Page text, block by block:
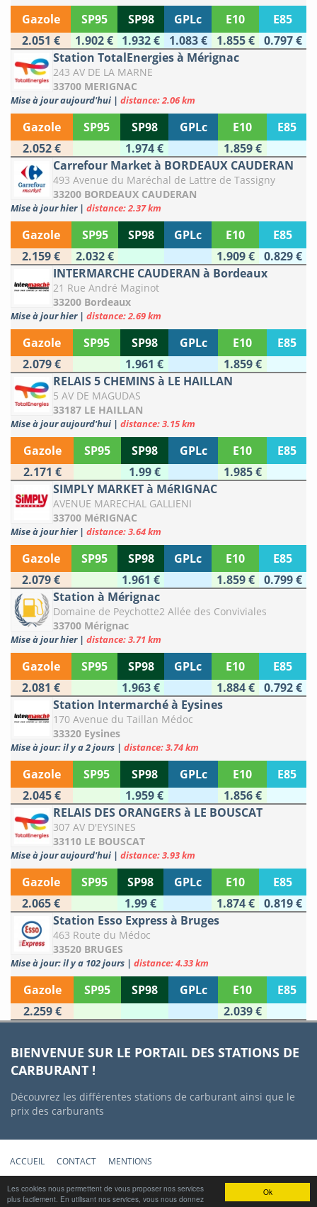
Ok
Les cookies nous permettent de vous proposer nos services
plus facilement. En utilisant nos services, vous nous donnez
Gazole SP95 SP98 GPLc E10
E85
2.051 €
1.902 € 1.932 € 1.083 € 1.855 €
0.797 €
Station TotalEnergies à Mérignac
243 AV DE LA MARNE
33700 MERIGNAC
Mise à jour aujourd'hui | distance: 2.06 km
Gazole SP95 SP98 GPLc E10
E85
2.052 €
1.974 €
1.859 €
Carrefour Market à BORDEAUX CAUDERAN
493 Avenue du Maréchal de Lattre de Tassigny
33200 BORDEAUX CAUDERAN
Mise à jour hier | distance: 2.37 km
Gazole SP95 SP98 GPLc E10
E85
2.159 €
2.032 € 1.909 €
0.829 €
INTERMARCHE CAUDERAN à Bordeaux
21 Rue André Maginot
33200 Bordeaux
Mise à jour hier | distance: 2.69 km
Gazole SP95 SP98 GPLc E10
E85
2.079 €
1.961 €
1.859 €
RELAIS 5 CHEMINS à LE HAILLAN
5 AV DE MAGUDAS
33187 LE HAILLAN
Mise à jour aujourd'hui | distance: 3.15 km
Gazole SP95 SP98 GPLc E10
E85
2.171 €
1.99 €
1.985 €
SIMPLY MARKET à MéRIGNAC
AVENUE MARECHAL GALLIENI
33700 MéRIGNAC
Mise à jour hier | distance: 3.64 km
Gazole SP95 SP98 GPLc E10
E85
2.079 €
1.961 € 1.859 €
0.799 €
Station à Mérignac
Domaine de Peychotte2 Allée des Conviviales
33700 Mérignac
Mise à jour hier | distance: 3.71 km
Gazole SP95 SP98 GPLc E10
E85
2.081 €
1.963 € 1.884 €
0.792 €
Station Intermarché à Eysines
170 Avenue du Taillan Médoc
33320 Eysines
Mise à jour: il y a 2 jours | distance: 3.74 km
Gazole SP95 SP98 GPLc E10
E85
2.045 €
1.959 €
1.856 €
RELAIS DES ORANGERS à LE BOUSCAT
307 AV D'EYSINES
33110 LE BOUSCAT
Mise à jour aujourd'hui | distance: 3.93 km
Gazole SP95 SP98 GPLc E10
E85
2.065 €
1.99 € 1.874 €
0.819 €
Station Esso Express à Bruges
463 Route du Médoc
33520 BRUGES
Mise à jour: il y a 102 jours | distance: 4.33 km
Gazole SP95 SP98 GPLc E10
E85
2.259 €
2.039 €
BIENVENUE SUR LE PORTAIL DES STATIONS DE
CARBURANT !
Découvrez les différentes stations de carburant ainsi que le
prix des carburants
ACCUEIL CONTACT
MENTIONS
Copyright © 2012-2022 Stations-Carburant.com / v5.0.0 (29/06/2022)
Prix des carburants mis à jour quotidiennement à partir des données